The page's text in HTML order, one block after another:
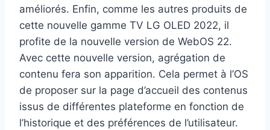
améliorés. Enfin, comme les autres produits de
cette nouvelle gamme TV LG OLED 2022, il
profite de la nouvelle version de WebOS 22.
Avec cette nouvelle version, agrégation de
contenu fera son apparition. Cela permet à l’OS
de proposer sur la page d’accueil des contenus
issus de différentes plateforme en fonction de
l’historique et des préférences de l’utilisateur.